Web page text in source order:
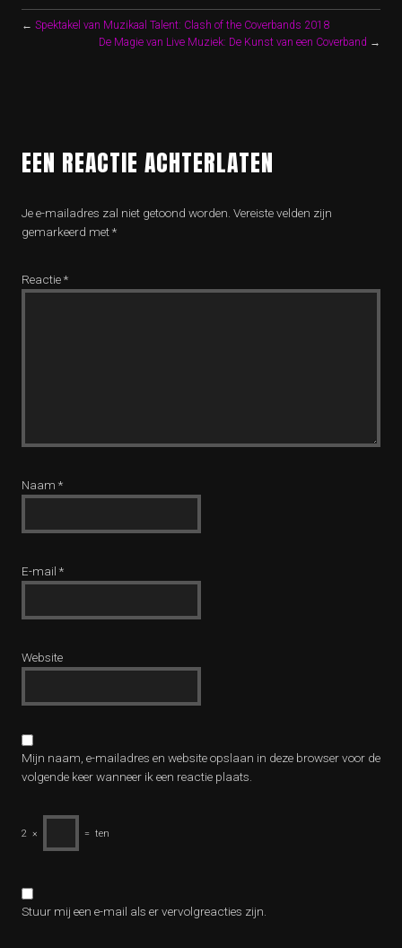
← Spektakel van Muzikaal Talent: Clash of the Coverbands 2018
De Magie van Live Muziek: De Kunst van een Coverband →
EEN REACTIE ACHTERLATEN
Je e-mailadres zal niet getoond worden. Vereiste velden zijn
gemarkeerd met*
Reactie*
Naam *
E-mail *
Website
Mijn naam, e-mailadres en website opslaan in deze browser voor de
volgende keer wanneer ik een reactie plaats.
2 × = ten
Stuur mij een e-mail als er vervolgreacties zijn.